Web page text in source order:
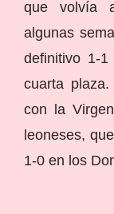
que volvía
algunas
definitivo 1-
cuarta
con la
leoneses,
1-0 en los